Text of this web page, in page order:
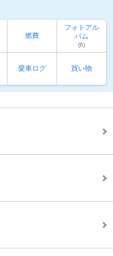
燃費
フォトアル
バム
(6)
愛車ログ 買い物